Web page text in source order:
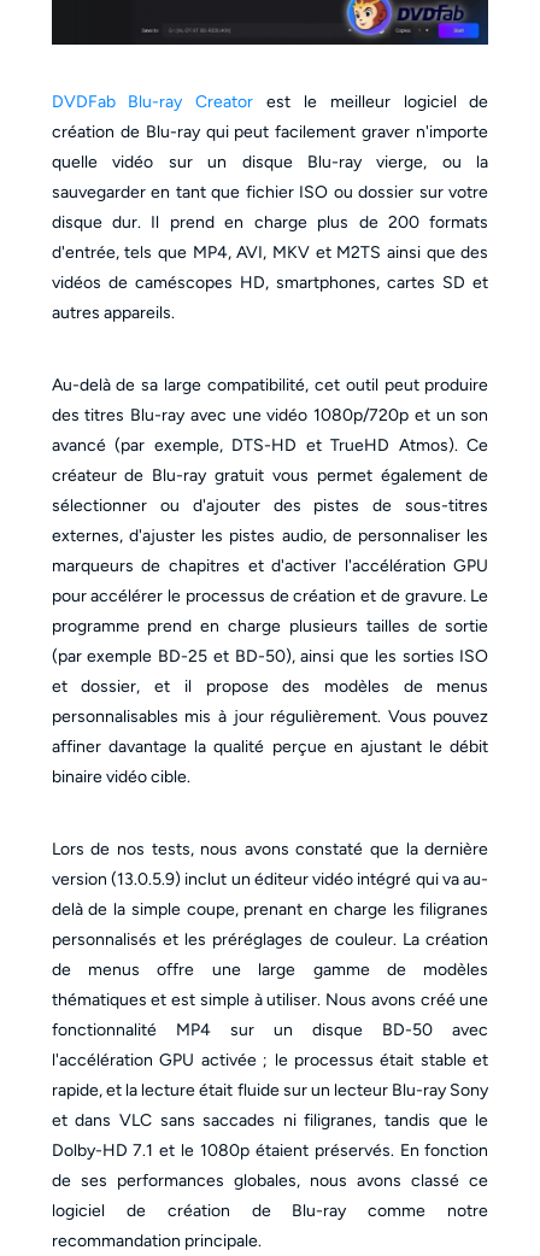
DVDFab Blu-ray Creator est le meilleur logiciel de
création de Blu-ray qui peut facilement graver n'importe
quelle vidéo sur un disque Blu-ray vierge, ou la
sauvegarder en tant que fichier ISO ou dossier sur votre
disque dur. Il prend en charge plus de 200 formats
d'entrée, tels que MP4, AVI, MKV et M2TS ainsi que des
vidéos de caméscopes HD, smartphones, cartes SD et
autres appareils.
Au-delà de sa large compatibilité, cet outil peut produire
des titres Blu-ray avec une vidéo 1080p/720p et un son
avancé (par exemple, DTS-HD et TrueHD Atmos). Ce
créateur de Blu-ray gratuit vous permet également de
sélectionner ou d'ajouter des pistes de sous-titres
externes, d'ajuster les pistes audio, de personnaliser les
marqueurs de chapitres et d'activer l'accélération GPU
pour accélérer le processus de création et de gravure. Le
programme prend en charge plusieurs tailles de sortie
(par exemple BD-25 et BD-50), ainsi que les sorties ISO
et dossier, et il propose des modèles de menus
personnalisables mis à jour régulièrement. Vous pouvez
affiner davantage la qualité perçue en ajustant le débit
binaire vidéo cible.
Lors de nos tests, nous avons constaté que la dernière
version (13.0.5.9) inclut un éditeur vidéo intégré qui va au-
delà de la simple coupe, prenant en charge les filigranes
personnalisés et les préréglages de couleur. La création
de menus offre une large gamme de modèles
thématiques et est simple à utiliser. Nous avons créé une
fonctionnalité MP4 sur un disque BD-50 avec
l'accélération GPU activée ; le processus était stable et
rapide, et la lecture était fluide sur un lecteur Blu-ray Sony
et dans VLC sans saccades ni filigranes, tandis que le
Dolby-HD 7.1 et le 1080p étaient préservés. En fonction
de ses performances globales, nous avons classé ce
logiciel de création de Blu-ray comme notre
recommandation principale.